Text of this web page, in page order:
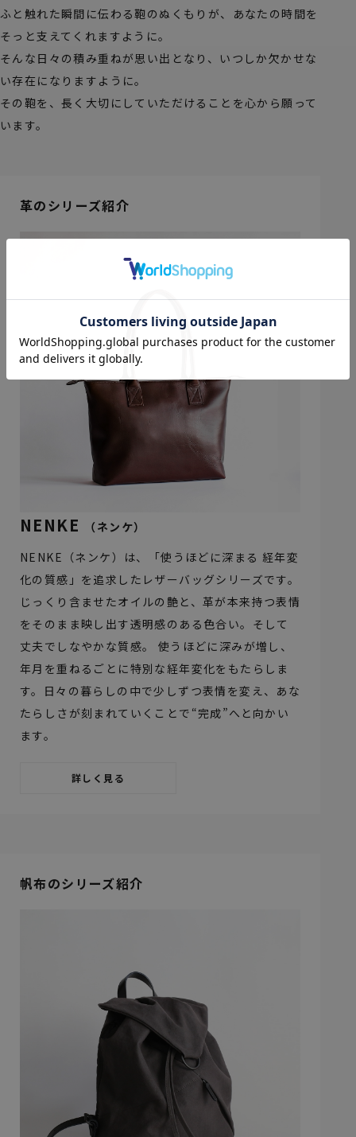
ふと触れた瞬間に伝わる鞄のぬくもりが、あなたの時間を
そっと支えてくれますように。
そんな日々の積み重ねが思い出となり、いつしか欠かせな
い存在になりますように。
その鞄を、長く大切にしていただけることを心から願って
います。
革のシリーズ紹介
NENKE
（ネンケ）
NENKE（ネンケ）は、「使うほどに深まる 経年変
化の質感」を追求したレザーバッグシリーズです。
じっくり含ませたオイルの艶と、革が本来持つ表情
をそのまま映し出す透明感のある色合い。そして
丈夫でしなやかな質感。 使うほどに深みが増し、
年月を重ねるごとに特別な経年変化をもたらしま
す。日々の暮らしの中で少しずつ表情を変え、あな
たらしさが刻まれていくことで“完成”へと向かい
ます。
詳しく見る
帆布のシリーズ紹介